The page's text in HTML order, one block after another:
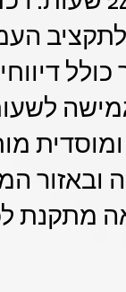
ובאזור
מתקנת